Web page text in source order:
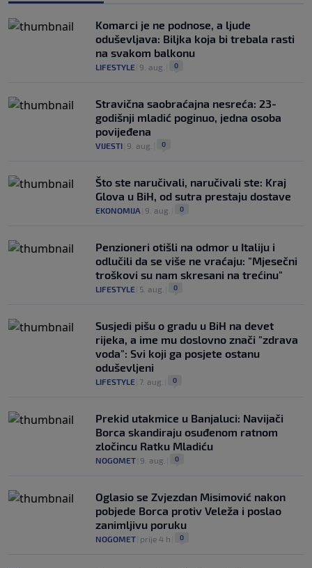
Komarci je ne podnose, a ljude
oduševljava: Biljka koja bi trebala rasti
na svakom balkonu
LIFESTYLE 9. aug. 0
Stravična saobraćajna nesreća: 23-
godišnji mladić poginuo, jedna osoba
povijeđena
VIJESTI 9. aug. 0
Što ste naručivali, naručivali ste: Kraj
Glova u BiH, od sutra prestaju dostave
EKONOMIJA 9. aug. 0
Penzioneri otišli na odmor u Italiju i
odlučili da se više ne vraćaju: "Mjesečni
troškovi su nam skresani na trećinu"
LIFESTYLE 5. aug. 0
Susjedi pišu o gradu u BiH na devet
rijeka, a ime mu doslovno znači "zdrava
voda": Svi koji ga posjete ostanu
oduševljeni
LIFESTYLE 7. aug. 0
Prekid utakmice u Banjaluci: Navijači
Borca skandiraju osuđenom ratnom
zločincu Ratku Mladiću
NOGOMET 9. aug. 0
Oglasio se Zvjezdan Misimović nakon
pobjede Borca protiv Veleža i poslao
zanimljivu poruku
NOGOMET prije 4 h 0